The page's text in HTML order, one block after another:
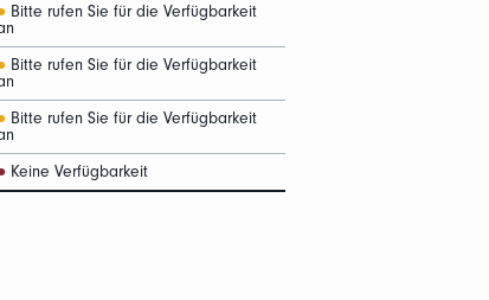
Bitte rufen Sie für die Verfügbarkeit
Bitte rufen Sie für die Verfügbarkeit
Bitte rufen Sie für die Verfügbarkeit
Keine Verfügbarkeit